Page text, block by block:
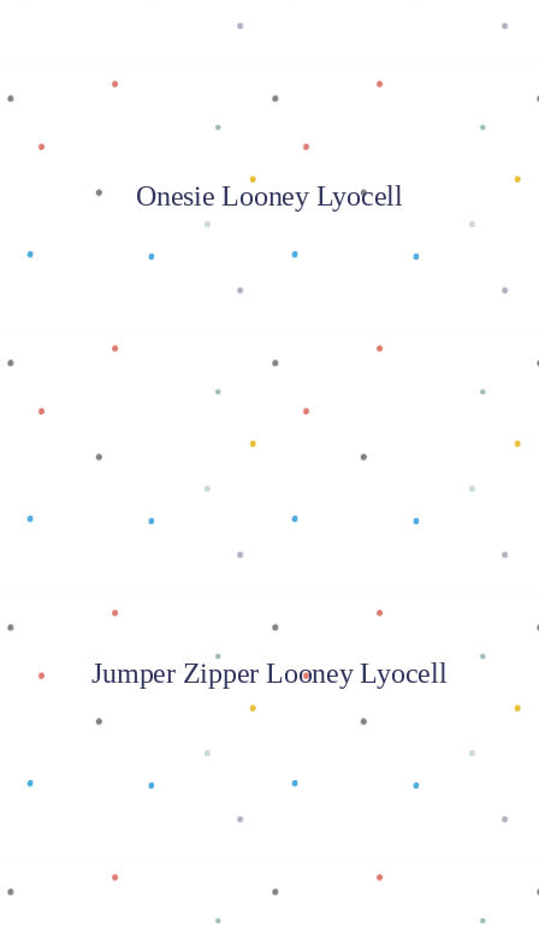
Onesie Looney Lyocell
Baca selengkapnya
Jumper Zipper Looney Lyocell
Baca selengkapnya